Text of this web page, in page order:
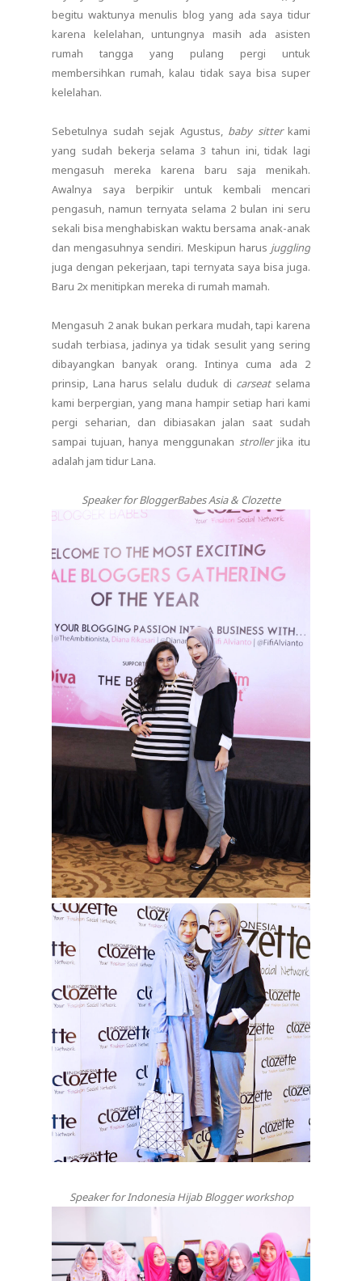
begitu waktunya menulis blog yang ada saya tidur
karena kelelahan, untungnya masih ada asisten
rumah tangga yang pulang pergi untuk
membersihkan rumah, kalau tidak saya bisa super
kelelahan.
Sebetulnya sudah sejak Agustus, baby sitterkami
yang sudah bekerja selama 3 tahun ini, tidak lagi
mengasuh mereka karena baru saja menikah.
Awalnya saya berpikir untuk kembali mencari
pengasuh, namun ternyata selama 2 bulan ini seru
sekali bisa menghabiskan waktu bersama anak-anak
dan mengasuhnya sendiri. Meskipun harus juggling
juga dengan pekerjaan, tapi ternyata saya bisa juga.
Baru 2x menitipkan mereka di rumah mamah.
Mengasuh 2 anak bukan perkara mudah, tapi karena
sudah terbiasa, jadinya ya tidak sesulit yang sering
dibayangkan banyak orang. Intinya cuma ada 2
prinsip, Lana harus selalu duduk di carseatselama
kami berpergian, yang mana hampir setiap hari kami
pergi seharian, dan dibiasakan jalan saat sudah
sampai tujuan, hanya menggunakan strollerjika itu
adalah jam tidur Lana.
Speaker for BloggerBabes Asia & Clozette
Speaker for Indonesia Hijab Blogger workshop